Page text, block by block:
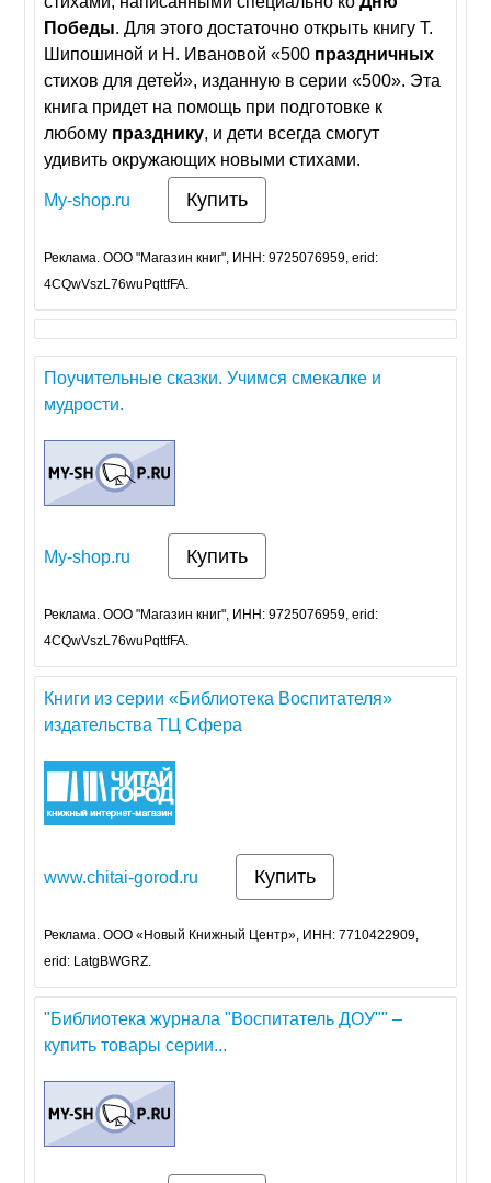
Победы. Для этого достаточно открыть книгу Т.
Шипошиной и Н. Ивановой «500 праздничных
стихов для детей», изданную в серии «500». Эта
книга придет на помощь при подготовке к
любому празднику, и дети всегда смогут
удивить окружающих новыми стихами.
My-shop.ru Купить
Реклама. ООО "Магазин книг", ИНН: 9725076959, erid:
4CQwVszL76wuPqttfFA.
Поучительные сказки. Учимся смекалке и
мудрости.
My-shop.ru Купить
Реклама. ООО "Магазин книг", ИНН: 9725076959, erid:
4CQwVszL76wuPqttfFA.
Книги из серии «Библиотека Воспитателя»
издательства ТЦ Сфера
www.chitai-gorod.ru Купить
Реклама. ООО «Новый Книжный Центр», ИНН: 7710422909,
erid: LatgBWGRZ.
"Библиотека журнала "Воспитатель ДОУ"" –
купить товары серии...